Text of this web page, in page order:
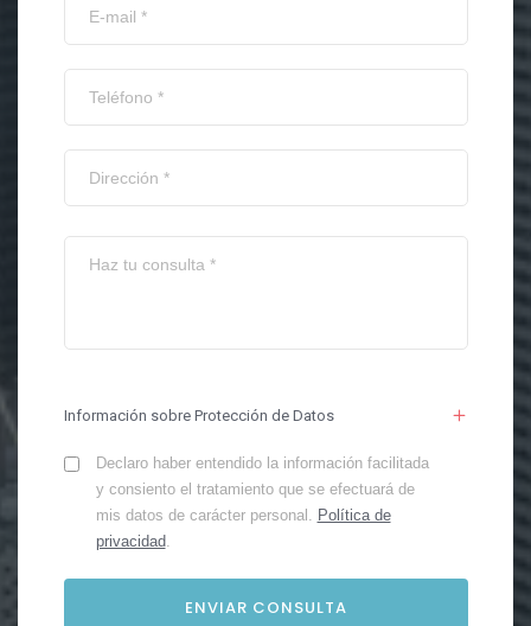
Información sobre Protección de Datos
Declaro haber entendido la información facilitada
y consiento el tratamiento que se efectuará de
mis datos de carácter personal. Política de
privacidad.